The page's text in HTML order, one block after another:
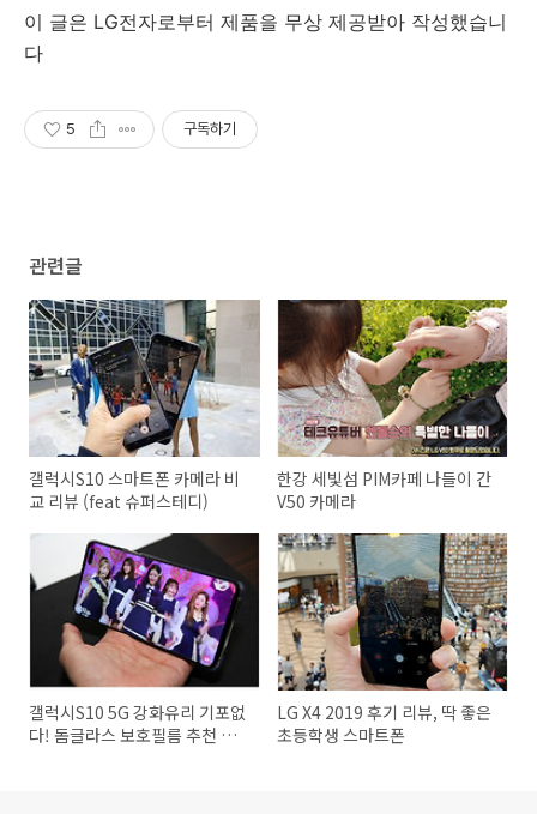
이 글은 LG전자로부터 제품을 무상 제공받아 작성했습니
다
5 구독하기
관련글
갤럭시S10 스마트폰 카메라 비
교 리뷰 (feat 슈퍼스테디)
한강 세빛섬 PIM카페 나들이 간
V50 카메라
갤럭시S10 5G 강화유리 기포없
다! 돔글라스 보호필름 추천 이
LG X4 2019 후기 리뷰, 딱 좋은
초등학생 스마트폰